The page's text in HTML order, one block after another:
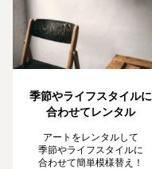
季節やライフスタイルに
合わせてレンタル
アートをレンタルして
季節やライフスタイルに
合わせて簡単模様替え！